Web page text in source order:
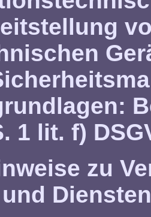
1 lit. f)
zu